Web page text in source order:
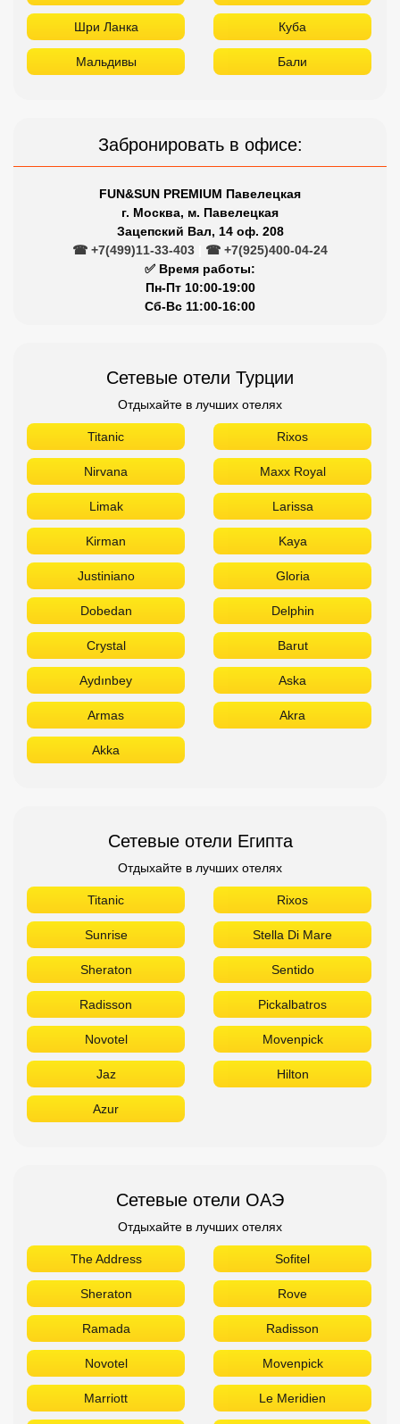
Шри Ланка Куба
Мальдивы Бали
Забронировать в офисе:
FUN&SUN PREMIUM Павелецкая
г. Москва, м. Павелецкая
Зацепский Вал, 14 оф. 208
☎ +7(499)11-33-403
☎ +7(925)400-04-24
✅ Время работы:
Пн-Пт 10:00-19:00
Сб-Вс 11:00-16:00
Сетевые отели Турции
Отдыхайте в лучших отелях
Titanic Rixos
Nirvana Maxx Royal
Limak Larissa
Kirman Kaya
Justiniano Gloria
Dobedan Delphin
Crystal Barut
Aydınbey Aska
Armas Akra
Akka
Сетевые отели Египта
Отдыхайте в лучших отелях
Titanic Rixos
Sunrise Stella Di Mare
Sheraton Sentido
Radisson Pickalbatros
Novotel Movenpick
Jaz Hilton
Azur
Сетевые отели ОАЭ
Отдыхайте в лучших отелях
The Address Sofitel
Sheraton Rove
Ramada Radisson
Novotel Movenpick
Marriott Le Meridien